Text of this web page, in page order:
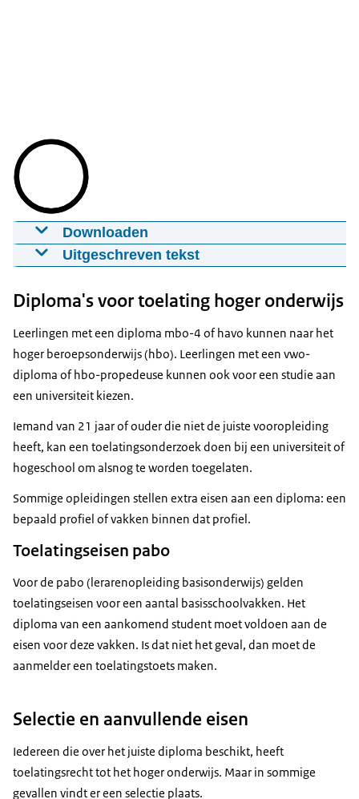
Downloaden
Aanmelden vervolgopleiding hoger
11-10-2021 mp4 15,9 MB
Ondertiteling
3,0 KB
Download
Uitgeschreven tekst
www.studiekeuze123.nl
Archeologie Wiskunde
European studies
Hogeschool
Hogeschool van Amsterdam
Hogeschool Leiden
Hogeschool Utrecht
Hogeschool Leeuwarden
Toelatings & Selectie
Voice-over:
Een goede studietijd in het hoger onderwijs begint
goede voorbereiding. Bedenk op tijd welke
opleiding je wilt
volgen… vergelijk opleidingen op
studiekeuze123.nl… kijk op
de websites van hogescholen en universiteiten…
eventuele toelatingseisen.
Beeldtekst:
Open dag
1 mei
Diploma's voor toelating hoger onderwijs
Leerlingen met een diploma mbo-4 of havo kunnen naar het
hoger beroepsonderwijs (hbo). Leerlingen met een vwo-
diploma of hbo-propedeuse kunnen ook voor een studie aan
een universiteit kiezen.
Iemand van 21 jaar of ouder die niet de juiste vooropleiding
heeft, kan een toelatingsonderzoek doen bij een universiteit of
hogeschool om alsnog te worden toegelaten.
Sommige opleidingen stellen extra eisen aan een diploma: een
bepaald profiel of vakken binnen dat profiel.
Toelatingseisen pabo
Voor de pabo (lerarenopleiding basisonderwijs) gelden
toelatingseisen voor een aantal basisschoolvakken. Het
diploma van een aankomend student moet voldoen aan de
eisen voor deze vakken. Is dat niet het geval, dan moet de
aanmelder een toelatingstoets maken.
Selectie en aanvullende eisen
Iedereen die over het juiste diploma beschikt, heeft
toelatingsrecht tot het hoger onderwijs. Maar in sommige
gevallen vindt er een selectie plaats.